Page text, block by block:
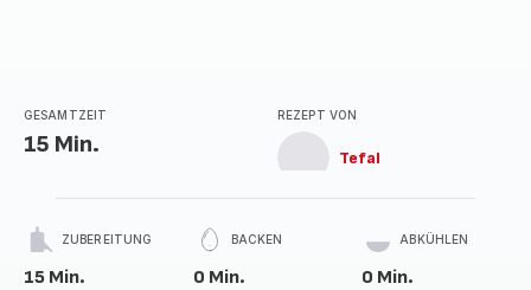
GESAMTZEIT
15 Min.
REZEPT VON
Tefal
ZUBEREITUNG
15 Min.
BACKEN
0 Min.
ABKÜHLEN
0 Min.